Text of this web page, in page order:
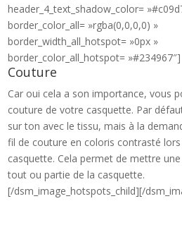
header_4_text_shadow_color=
border_color_all= »rgba(0,0,0,0) »
border_width_all_hotspot= »0px »
border_color_all_hotspot= »#234967″]
Couture
Car oui cela a son importance, vous
couture de votre casquette. Par
sur ton avec le tissu, mais à la
fil de couture en coloris contrasté lors
casquette. Cela permet de mettre
tout ou partie de la casquette.
[/dsm_image_hotspots_child][/